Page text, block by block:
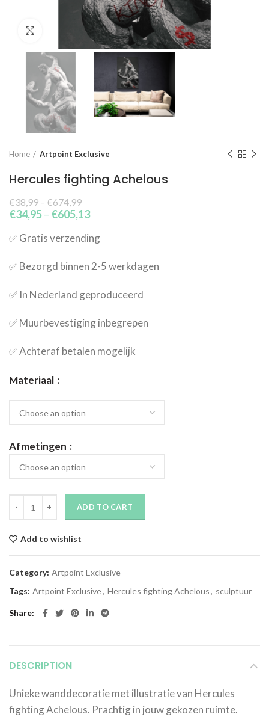
Click to enlarge
Home Artpoint Exclusive
Hercules fighting Achelous
€38,99–€674,99
€34,95– €605,13
✅​ Gratis verzending
✅​ Bezorgd binnen 2-5 werkdagen
✅​ In Nederland geproduceerd
✅​ Muurbevestiging inbegrepen
✅​ Achteraf betalen mogelijk
Materiaal
Afmetingen
ADD TO CART
Add to wishlist
Category: Artpoint Exclusive
Tags: Artpoint Exclusive, Hercules fighting Achelous, sculptuur
Share
DESCRIPTION
Unieke wanddecoratie met illustratie van Hercules
fighting Achelous. Prachtig in jouw gekozen ruimte.